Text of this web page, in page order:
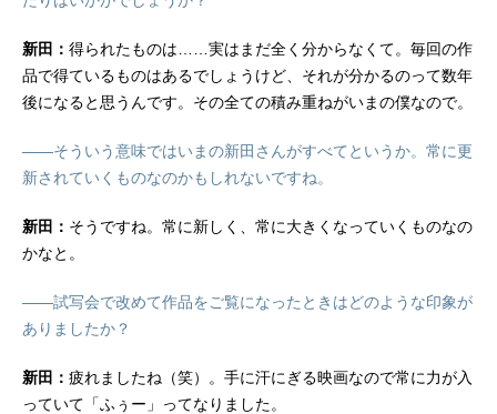
新田： 得られたものは……実はまだ全く分からなくて。毎回の作
品で得ているものはあるでしょうけど、それが分かるのって数年
後になると思うんです。その全ての積み重ねがいまの僕なので。
——そういう意味ではいまの新田さんがすべてというか。常に更
新されていくものなのかもしれないですね。
新田： そうですね。常に新しく、常に大きくなっていくものなの
かなと。
——試写会で改めて作品をご覧になったときはどのような印象が
ありましたか？
新田： 疲れましたね（笑）。手に汗にぎる映画なので常に力が入
っていて「ふぅー」ってなりました。